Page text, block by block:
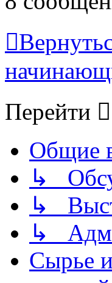
Перейти
Общие
↳
↳
↳
Сырье